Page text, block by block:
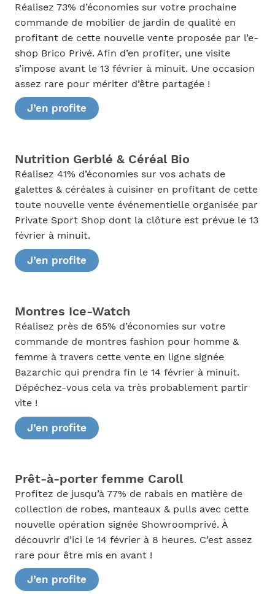
Réalisez 73% d’économies sur votre prochaine
commande de mobilier de jardin de qualité en
profitant de cette nouvelle vente proposée par l’e-
shop Brico Privé. Afin d’en profiter, une visite
s’impose avant le 13 février à minuit. Une occasion
assez rare pour mériter d’être partagée !
J’en profite
Nutrition Gerblé & Céréal Bio
Réalisez 41% d’économies sur vos achats de
galettes & céréales à cuisiner en profitant de cette
toute nouvelle vente événementielle organisée par
Private Sport Shop dont la clôture est prévue le 13
février à minuit.
J’en profite
Montres Ice-Watch
Réalisez près de 65% d’économies sur votre
commande de montres fashion pour homme &
femme à travers cette vente en ligne signée
Bazarchic qui prendra fin le 14 février à minuit.
Dépéchez-vous cela va très probablement partir
vite !
J’en profite
Prêt-à-porter femme Caroll
Profitez de jusqu’à 77% de rabais en matière de
collection de robes, manteaux & pulls avec cette
nouvelle opération signée Showroomprivé. À
découvrir d’ici le 14 février à 8 heures. C’est assez
rare pour être mis en avant !
J’en profite